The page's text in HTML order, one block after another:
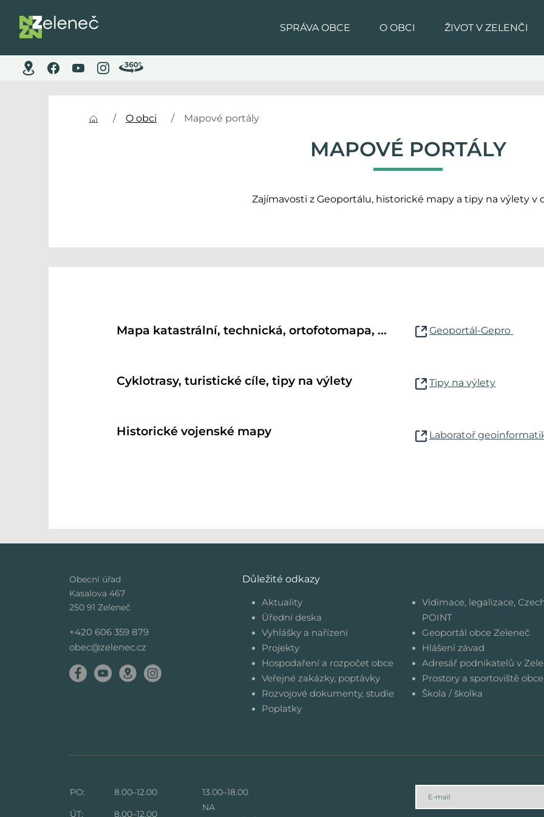
SPRÁVA OBCE O OBCI ŽIVOT V ZELENČI
O obci Mapové portály
MAPOVÉ PORTÁLY
Zajímavosti z Geoportálu, historické mapy a tipy na výlety v
Mapa katastrální, technická, ortofotomapa, ...
Cyklotrasy, turistické cíle, tipy na výlety
Historické vojenské mapy
Geoportál-Gepro
Tipy na výlety
Laboratoř
Obecní úřad
Kasalova 467
250 91 Zeleneč
+420 606 359 879
obec@zelenec.cz
Důležité odkazy
Aktuality
Úřední deska
Vyhlášky a nařízení
Projekty
Hospodaření a rozpočet obce
Veřejné zakázky, poptávky
Rozvojové dokumenty, studie
Poplatky
Vidimace, legalizace,
POINT
Geoportál obce Zeleneč
Hlášení závad
Adresář podnikatelů v
Prostory a sportoviště obce
Škola / školka
PO: 8.00–12.00
13.00–18.00
ÚT:
8.00–12.00
NA